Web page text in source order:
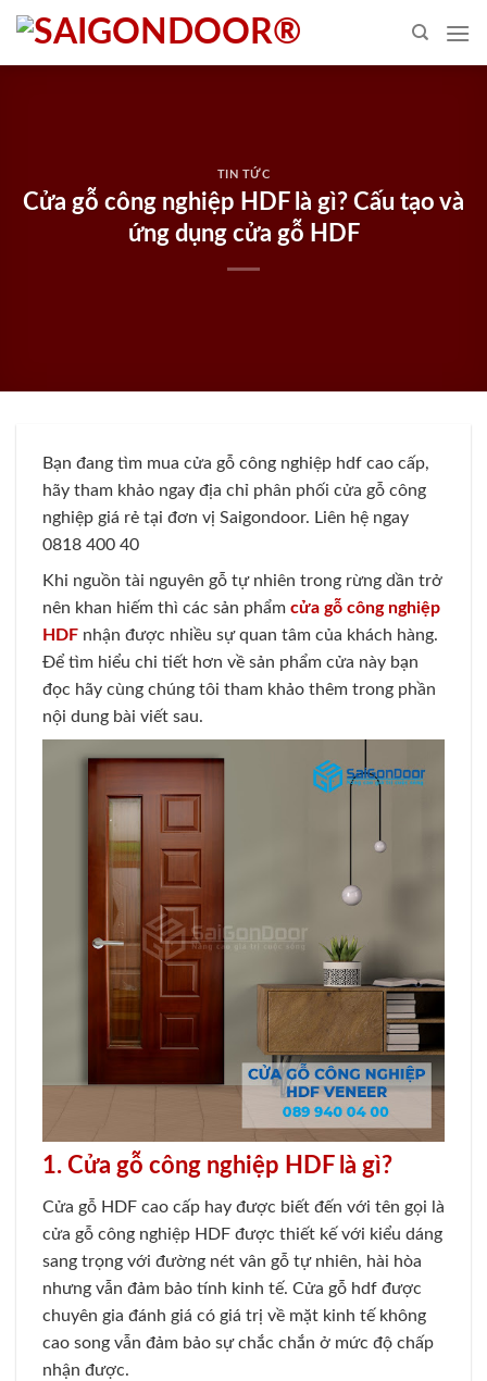
Skip
content
TIN TỨC
Cửa gỗ công nghiệp HDF là gì? Cấu tạo và
ứng dụng cửa gỗ HDF
Bạn đang tìm mua cửa gỗ công nghiệp hdf cao cấp,
hãy tham khảo ngay địa chỉ phân phối cửa gỗ công
nghiệp giá rẻ tại đơn vị Saigondoor. Liên hệ ngay
0818 400 40
Khi nguồn tài nguyên gỗ tự nhiên trong rừng dần trở
nên khan hiếm thì các sản phẩm cửa gỗ công nghiệp
HDF nhận được nhiều sự quan tâm của khách hàng.
Để tìm hiểu chi tiết hơn về sản phẩm cửa này bạn
đọc hãy cùng chúng tôi tham khảo thêm trong phần
nội dung bài viết sau.
1. Cửa gỗ công nghiệp HDF là gì?
Cửa gỗ HDF cao cấp hay được biết đến với tên gọi là
cửa gỗ công nghiệp HDF được thiết kế với kiểu dáng
sang trọng với đường nét vân gỗ tự nhiên, hài hòa
nhưng vẫn đảm bảo tính kinh tế. Cửa gỗ hdf được
chuyên gia đánh giá có giá trị về mặt kinh tế không
cao song vẫn đảm bảo sự chắc chắn ở mức độ chấp
nhận được.